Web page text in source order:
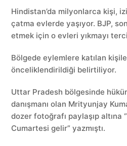
Hindistan’da milyonlarca kişi,
çatma evlerde yaşıyor. BJP,
etmek için o evleri yıkmayı
Bölgede eylemlere katılan
önceliklendirildiği belirtiliyor.
Uttar Pradesh bölgesinde
danışmanı olan Mrityunjay
dozer fotoğrafı paylaşıp altına
Cumartesi gelir” yazmıştı.